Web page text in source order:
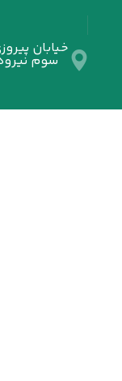
خیابان
سوم